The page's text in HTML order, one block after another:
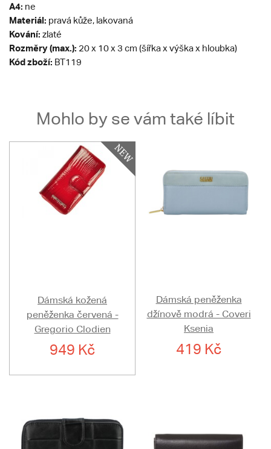
A4: ne
Materiál: pravá kůže, lakovaná
Kování: zlaté
Rozměry (max.): 20 x 10 x 3 cm (šířka x výška x hloubka)
Kód zboží: BT119
Mohlo by se vám také líbit
Dámská kožená
peněženka červená -
Gregorio Clodien
949 Kč
Dámská peněženka
džínově modrá - Coveri
Ksenia
419 Kč